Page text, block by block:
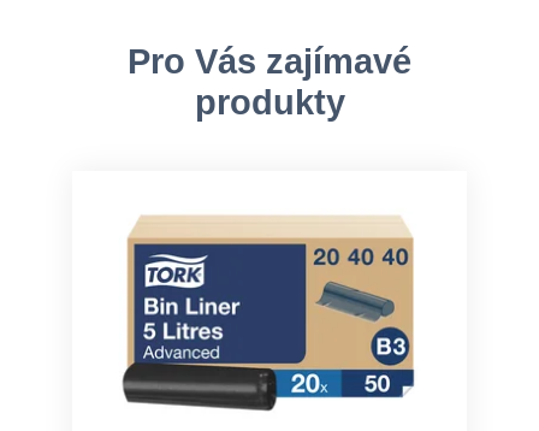
Pro Vás zajímavé
produkty